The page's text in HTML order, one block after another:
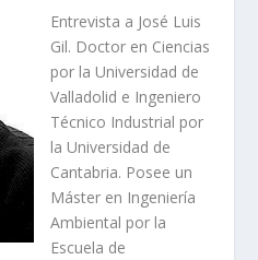
Entrevista a José Luis
Gil. Doctor en Ciencias
por la Universidad de
Valladolid e Ingeniero
Técnico Industrial por
la Universidad de
Cantabria. Posee un
Máster en Ingeniería
Ambiental por la
Escuela de